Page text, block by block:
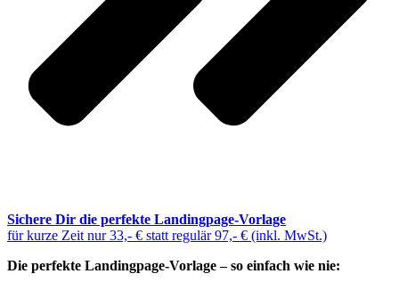
Sichere Dir die perfekte Landingpage-Vorlage
für kurze Zeit nur 33,- € statt regulär 97,- € (inkl. MwSt.)
Die perfekte Landingpage-Vorlage – so einfach wie nie: